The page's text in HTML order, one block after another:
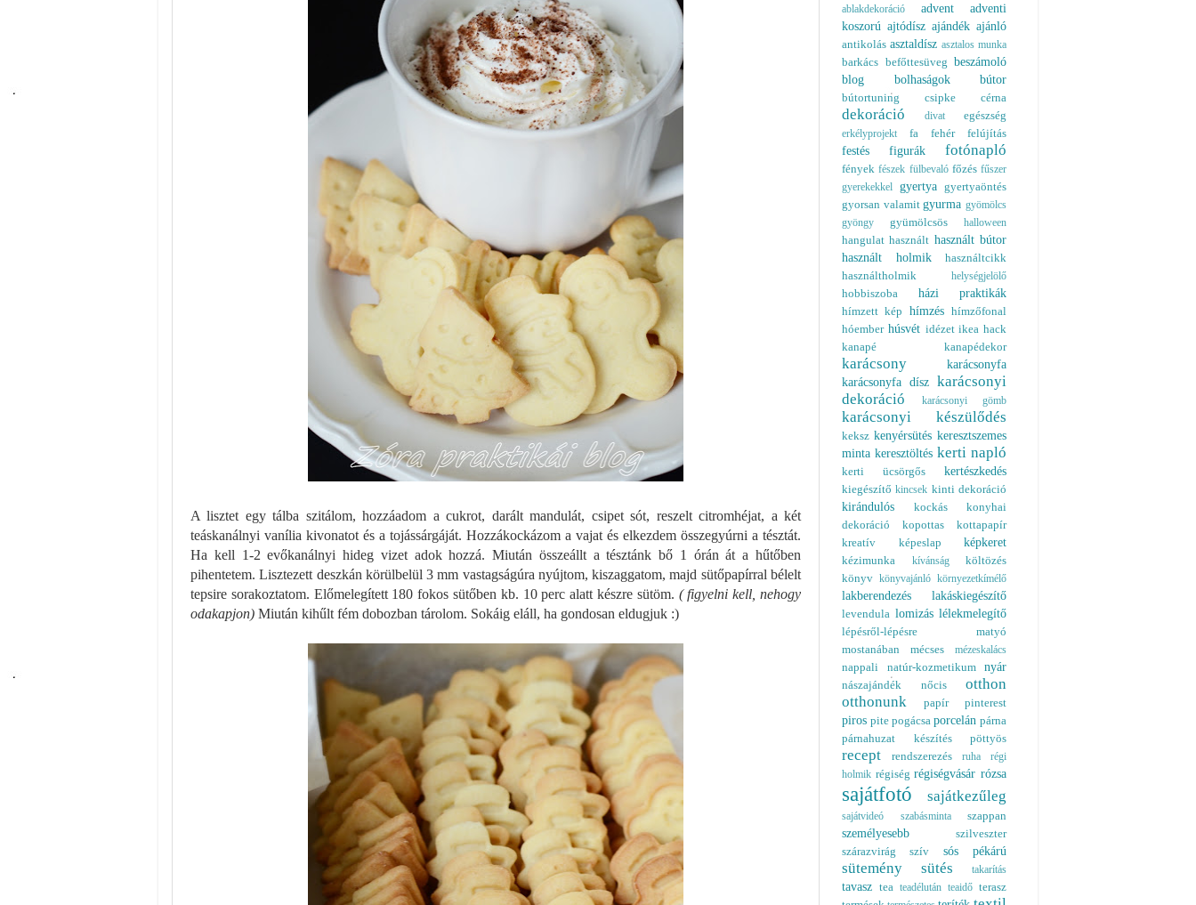
A lisztet egy tálba szitálom, hozzáadom a cukrot, darált mandulát, csipet sót, reszelt citromhéjat, a két
teáskanálnyi vanília kivonatot és a tojássárgáját. Hozzákockázom a vajat és elkezdem összegyúrni a tésztát.
Ha kell 1-2 evőkanálnyi hideg vizet adok hozzá. Miután összeállt a tésztánk bő 1 órán át a hűtőben
pihentetem. Lisztezett deszkán körülbelül 3 mm vastagságúra nyújtom, kiszaggatom, majd sütőpapírral bélelt
tepsire sorakoztatom. Előmelegített 180 fokos sütőben kb. 10 perc alatt készre sütöm. ( figyelni kell, nehogy
odakapjon) Miután kihűlt fém dobozban tárolom. Sokáig eláll, ha gondosan eldugjuk :)
ablakdekoráció advent
adventi
koszorú ajtódísz ajándék ajánló
antikolás asztaldísz asztalos munka
barkács befőttesüveg beszámoló
blog
bolhaságok bútor
bútortuning csipke cérna
dekoráció divat egészség
erkélyprojekt fa fehér felújítás
festés figurák fotónapló
fények fészek fülbevaló főzés fűszer
gyerekekkel
gyertya gyertyaöntés
gyorsan valamit gyurma gyömölcs
gyöngy
gyümölcsös halloween
hangulat használt használt bútor
használt holmik
használtcikk
használtholmik
helységjelölő
hobbiszoba házi praktikák
hímzett kép hímzés hímzőfonal
hóember húsvét idézet ikea hack
kanapé
kanapédekor
karácsony
karácsonyfa
karácsonyfa dísz karácsonyi
dekoráció
karácsonyi gömb
karácsonyi készülődés
keksz kenyérsütés keresztszemes
minta keresztöltés kerti napló
kerti ücsörgős kertészkedés
kiegészítő kincsek kinti dekoráció
kirándulós kockás
konyhai
dekoráció
kopottas
kottapapír
kreatív
képeslap képkeret
kézimunka kívánság
költözés
könyv könyvajánló környezetkímélő
lakberendezés lakáskiegészítő
levendula lomizás lélekmelegítő
lépésről-lépésre
matyó
mostanában
mécses mézeskalács
nappali natúr-kozmetikum nyár
nászajándék nőcis
otthon
otthonunk
papír pinterest
piros pite pogácsa porcelán párna
párnahuzat készítés
pöttyös
recept rendszerezés ruha
régi
holmik régiség régiségvásár rózsa
sajátfotó sajátkezűleg
sajátvideó szabásminta szappan
személyesebb
szilveszter
szárazvirág
szív sós pékárú
sütemény sütés takarítás
tavasz tea teadélután teaidő terasz